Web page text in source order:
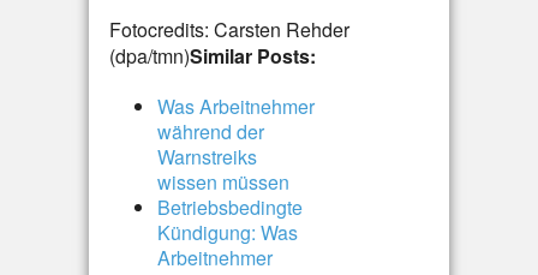
Fotocredits: Carsten Rehder
(dpa/tmn)Similar Posts:
Was Arbeitnehmer
während der
Warnstreiks
wissen müssen
Betriebsbedingte
Kündigung: Was
Arbeitnehmer